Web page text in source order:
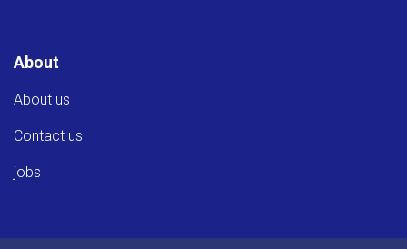
About
About us
Contact us
jobs